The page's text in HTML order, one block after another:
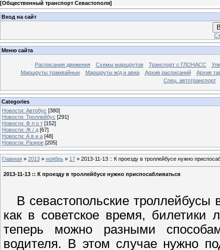
[Общественный транспорт Севастополя]
Вход на сайт
Меню сайта
Расписания движения Схемы маршрутов Транспорт с ГЛОНАСС
Маршруты трамвайные
Маршруты ж/д и авиа Архив расписаний
Архив
Спец. автотранспорт
Categories
Новости: Автобус [380]
Новости: Троллейбус [291]
Новости: Ф л о т [152]
Новости: Ж / д [67]
Новости: А в и а [48]
Новости: Разное [205]
Главная » 2013 » ноябрь » 17 » 2013-11-13 :: К проезду в троллейбусе нужно
2013-11-13 :: К проезду в троллейбусе нужно приспосабливаться
В севастопольские троллейбусы
как в советское время, билетики
теперь можно разными
водителя. В этом случае нужно